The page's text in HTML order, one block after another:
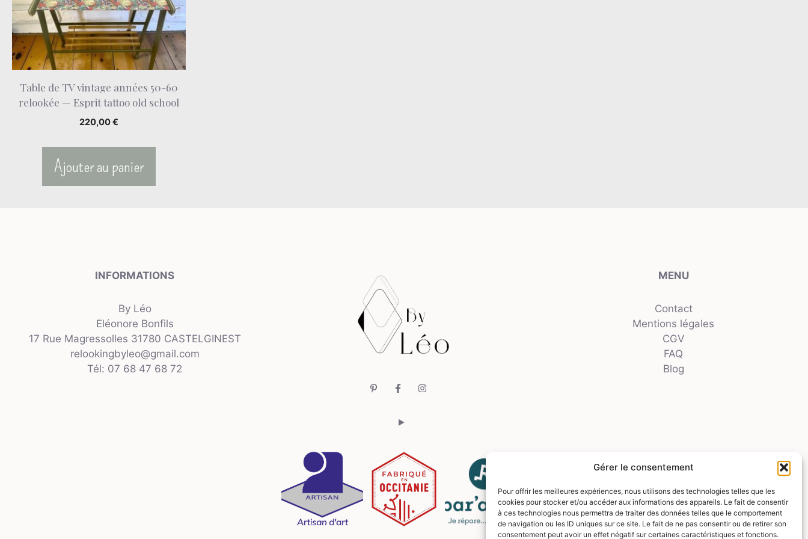
Gérer le consentement
Pour offrir les meilleures expériences, nous utilisons des technologies telles que les
cookies pour stocker et/ou accéder aux informations des appareils. Le fait de consentir
à ces technologies nous permettra de traiter des données telles que le comportement
de navigation ou les ID uniques sur ce site. Le fait de ne pas consentir ou de retirer son
consentement peut avoir un effet négatif sur certaines caractéristiques et fonctions.
Table de TV vintage années 50-60
relookée — Esprit tattoo old school
220,00€
Ajouter au panier
INFORMATIONS
By Léo
Eléonore Bonfils
17 Rue Magressolles 31780 CASTELGINEST
relookingbyleo@gmail.com
Tél: 07 68 47 68 72
MENU
Contact
Mentions légales
CGV
FAQ
Blog